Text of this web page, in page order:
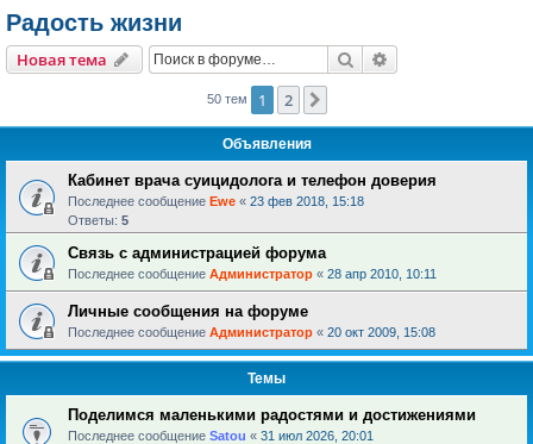
Радость жизни
Новая тема Поиск
50 тем 1 2
Объявления
Кабинет врача суицидолога и телефон доверия
Последнее сообщение Ewe « 23 фев 2018, 15:18
Ответы: 5
Связь с администрацией форума
Последнее сообщение Администратор « 28 апр 2010, 10:11
Личные сообщения на форуме
Последнее сообщение Администратор « 20 окт 2009, 15:08
Темы
Поделимся маленькими радостями и достижениями
Последнее сообщение Satou « 31 июл 2026, 20:01